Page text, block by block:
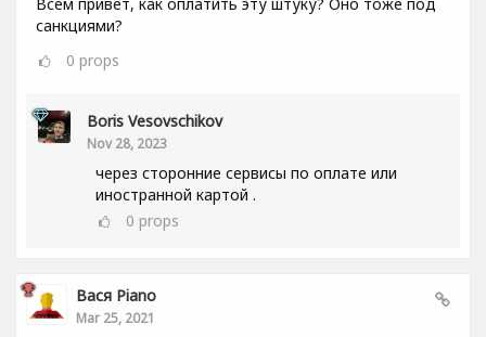
санкциями?
0 props
Boris Vesovschikov
Nov 28, 2023
через сторонние сервисы по оплате или
иностранной картой .
0 props
Вася Piano
Mar 25, 2021